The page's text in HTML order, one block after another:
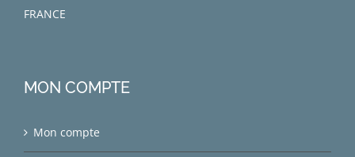
FRANCE
MON COMPTE
Mon compte